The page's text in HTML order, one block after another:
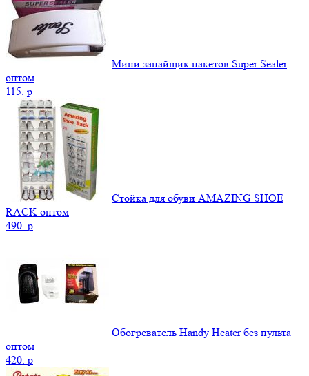
Мини запайщик пакетов Super Sealer
оптом
115. p
Стойка для обуви AMAZING SHOE
RACK оптом
490. p
Обогреватель Handy Heater без пульта
оптом
420. p